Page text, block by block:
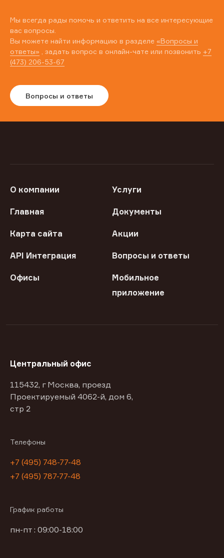
Мы всегда рады помочь и ответить на все интересующие
вас вопросы.
Вы можете найти информацию в разделе «Вопросы и
ответы» , задать вопрос в онлайн-чате или позвонить +7
(473) 206-53-67
Вопросы и ответы
О компании Услуги
Главная Документы
Карта сайта Акции
API Интеграция Вопросы и ответы
Офисы
Мобильное
приложение
Центральный офис
115432, г Москва, проезд
Проектируемый 4062-й, дом 6,
стр 2
Телефоны
+7 (495) 748-77-48
+7 (495) 787-77-48
График работы
пн-пт : 09:00-18:00